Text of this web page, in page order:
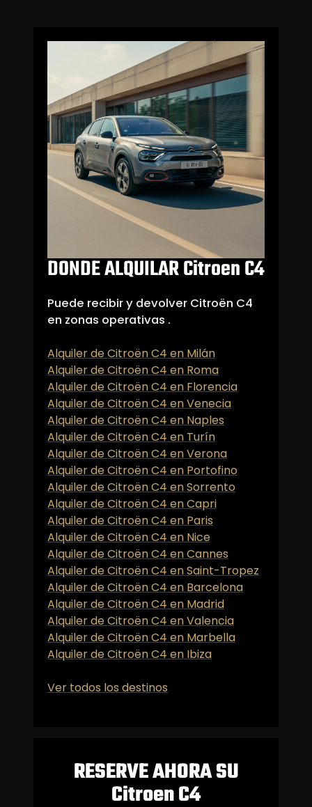
DONDE ALQUILAR Citroen C4
Puede recibir y devolver Citroën C4
en zonas operativas .
Alquiler de Citroën C4 en Milán
Alquiler de Citroën C4 en Roma
Alquiler de Citroën C4 en Florencia
Alquiler de Citroën C4 en Venecia
Alquiler de Citroën C4 en Naples
Alquiler de Citroën C4 en Turín
Alquiler de Citroën C4 en Verona
Alquiler de Citroën C4 en Portofino
Alquiler de Citroën C4 en Sorrento
Alquiler de Citroën C4 en Capri
Alquiler de Citroën C4 en Paris
Alquiler de Citroën C4 en Nice
Alquiler de Citroën C4 en Cannes
Alquiler de Citroën C4 en Saint-Tropez
Alquiler de Citroën C4 en Barcelona
Alquiler de Citroën C4 en Madrid
Alquiler de Citroën C4 en Valencia
Alquiler de Citroën C4 en Marbella
Alquiler de Citroën C4 en Ibiza
Ver todos los destinos
RESERVE AHORA SU
Citroen C4